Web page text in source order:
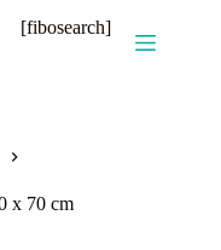
[fibosearch]
x 70 cm